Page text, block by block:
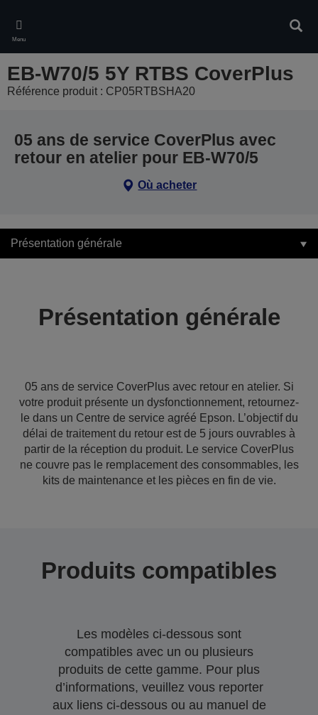
main
content
Menu
EB-W70/5 5Y RTBS CoverPlus
Référence produit : CP05RTBSHA20
05 ans de service CoverPlus avec
retour en atelier pour EB-W70/5
Où acheter
Présentation générale
Présentation générale
05 ans de service CoverPlus avec retour en atelier. Si
votre produit présente un dysfonctionnement, retournez-
le dans un Centre de service agréé Epson. L’objectif du
délai de traitement du retour est de 5 jours ouvrables à
partir de la réception du produit. Le service CoverPlus
ne couvre pas le remplacement des consommables, les
kits de maintenance et les pièces en fin de vie.
Produits compatibles
Les modèles ci-dessous sont
compatibles avec un ou plusieurs
produits de cette gamme. Pour plus
d’informations, veuillez vous reporter
aux liens ci-dessous ou au manuel de